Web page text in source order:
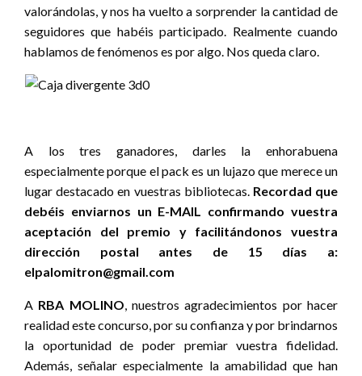
valorándolas, y nos ha vuelto a sorprender la cantidad de
seguidores que habéis participado. Realmente cuando
hablamos de fenómenos es por algo. Nos queda claro.
A los tres ganadores, darles la enhorabuena
especialmente porque el pack es un lujazo que merece un
lugar destacado en vuestras bibliotecas. Recordad que
debéis enviarnos un E-MAIL confirmando vuestra
aceptación del premio y facilitándonos vuestra
dirección postal antes de 15 días a:
elpalomitron@gmail.com
A RBA MOLINO, nuestros agradecimientos por hacer
realidad este concurso, por su confianza y por brindarnos
la oportunidad de poder premiar vuestra fidelidad.
Además, señalar especialmente la amabilidad que han